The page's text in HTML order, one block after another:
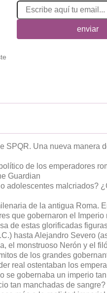
enviar
SPQR. Una nueva manera
de los emperadores
Guardian
adolescentes malcriados?
de la antigua Roma.
que gobernaron el Imperio
de estas glorificadas
hasta Alejandro Severo
el monstruoso Nerón y el
de los grandes
real ostentaban los
se gobernaba un imperio
tan manchadas de sangre?